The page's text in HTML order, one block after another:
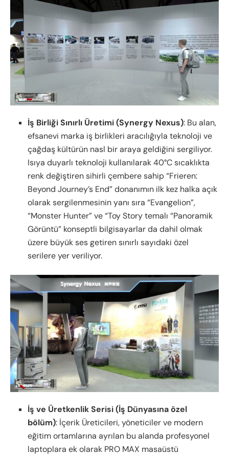
İş Birliği Sınırlı Üretimi (Synergy Nexus): Bu alan,
efsanevi marka iş birlikleri aracılığıyla teknoloji ve
çağdaş kültürün nasl bir araya geldiğini sergiliyor.
Isıya duyarlı teknoloji kullanılarak 40°C sıcaklıkta
renk değiştiren sihirli çembere sahip “Frieren:
Beyond Journey’s End” donanımın ilk kez halka açık
olarak sergilenmesinin yanı sıra “Evangelion”,
“Monster Hunter” ve “Toy Story temalı “Panoramik
Görüntü” konseptli bilgisayarlar da dahil olmak
üzere büyük ses getiren sınırlı sayıdaki özel
serilere yer veriliyor.
İş ve Üretkenlik Serisi (İş Dünyasına özel
bölüm): İçerik Üreticileri, yöneticiler ve modern
eğitim ortamlarına ayrılan bu alanda profesyonel
laptoplara ek olarak PRO MAX masaüstü